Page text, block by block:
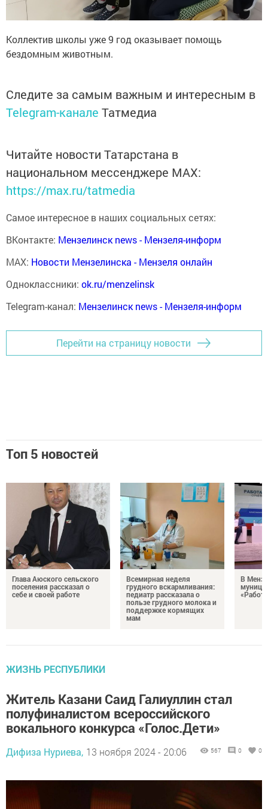
Коллектив школы уже 9 год оказывает помощь
бездомным животным.
Следите за самым важным и интересным в
Telegram-канале Татмедиа
Читайте новости Татарстана в
национальном мессенджере MАХ:
https://max.ru/tatmedia
Самое интересное в наших социальных сетях:
ВКонтакте: Мензелинск news - Мензеля-информ
MAX: Новости Мензелинска - Мензеля онлайн
Одноклассники: ok.ru/menzelinsk
Telegram-канал: Мензелинск news - Мензеля-информ
Перейти на страницу новости
Топ 5 новостей
Глава Аюского сельского
поселения рассказал о
себе и своей работе
Всемирная неделя
грудного вскармливания:
педиатр рассказала о
пользе грудного молока и
поддержке кормящих
мам
В
ЖИЗНЬ РЕСПУБЛИКИ
Житель Казани Саид Галиуллин стал
полуфиналистом всероссийского
вокального конкурса «Голос.Дети»
Дифиза Нуриева, 13 ноября 2024 - 20:06 567 0 0